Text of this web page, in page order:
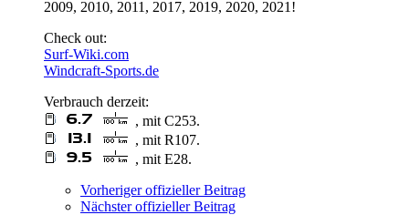
2009, 2010, 2011, 2017, 2019, 2020, 2021!
Check out:
Surf-Wiki.com
Windcraft-Sports.de
Verbrauch derzeit:
, mit C253.
, mit R107.
, mit E28.
Vorheriger offizieller Beitrag
Nächster offizieller Beitrag